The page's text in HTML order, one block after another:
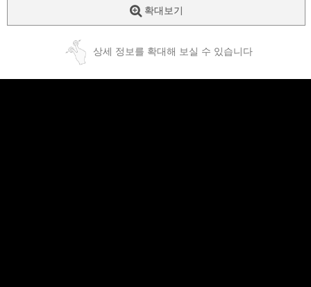
확대보기
상세 정보를 확대해 보실 수 있습니다